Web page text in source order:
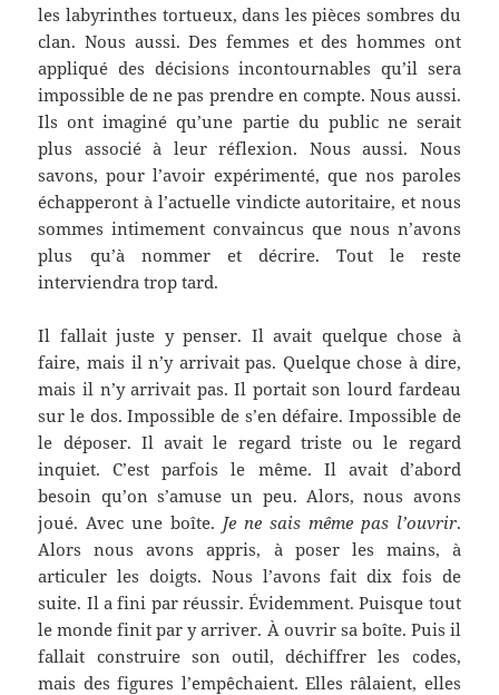
les labyrinthes tortueux, dans les pièces sombres du
clan. Nous aussi. Des femmes et des hommes ont
appliqué des décisions incontournables qu’il sera
impossible de ne pas prendre en compte. Nous aussi.
Ils ont imaginé qu’une partie du public ne serait
plus associé à leur réflexion. Nous aussi. Nous
savons, pour l’avoir expérimenté, que nos paroles
échapperont à l’actuelle vindicte autoritaire, et nous
sommes intimement convaincus que nous n’avons
plus qu’à nommer et décrire. Tout le reste
interviendra trop tard.
Il fallait juste y penser. Il avait quelque chose à
faire, mais il n’y arrivait pas. Quelque chose à dire,
mais il n’y arrivait pas. Il portait son lourd fardeau
sur le dos. Impossible de s’en défaire. Impossible de
le déposer. Il avait le regard triste ou le regard
inquiet. C’est parfois le même. Il avait d’abord
besoin qu’on s’amuse un peu. Alors, nous avons
joué. Avec une boîte. Je ne sais même pas l’ouvrir.
Alors nous avons appris, à poser les mains, à
articuler les doigts. Nous l’avons fait dix fois de
suite. Il a fini par réussir. Évidemment. Puisque tout
le monde finit par y arriver. À ouvrir sa boîte. Puis il
fallait construire son outil, déchiffrer les codes,
mais des figures l’empêchaient. Elles râlaient, elles